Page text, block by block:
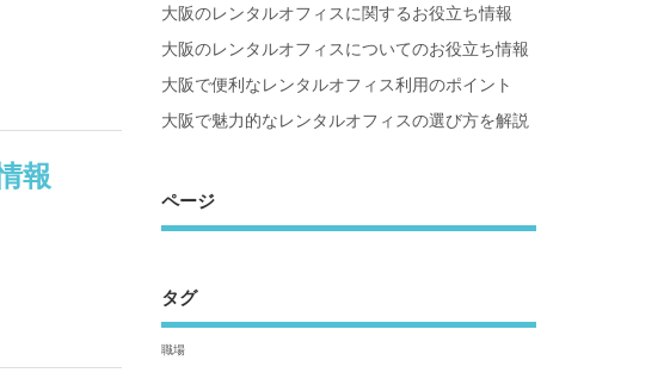
報
大阪のレンタルオフィスに関するお役立ち情報
大阪のレンタルオフィスについてのお役立ち情報
大阪で便利なレンタルオフィス利用のポイント
大阪で魅力的なレンタルオフィスの選び方を解説
ページ
タグ
職場